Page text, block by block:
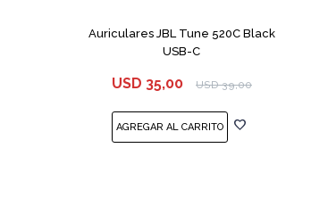
Auriculares JBL Tune 520C Black
USB-C
USD 35,00 USD 39,00